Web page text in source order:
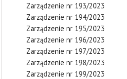
Zarządzenie nr 193/2023
Zarządzenie nr 194/2023
Zarządzenie nr 195/2023
Zarządzenie nr 196/2023
Zarządzenie nr 197/2023
Zarządzenie nr 198/2023
Zarządzenie nr 199/2023